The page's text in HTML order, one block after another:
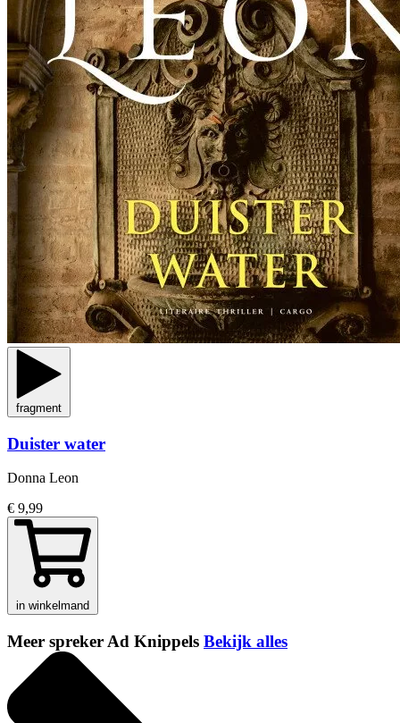
fragment
Duister water
Donna Leon
€ 9,99
in winkelmand
Meer spreker Ad Knippels Bekijk alles